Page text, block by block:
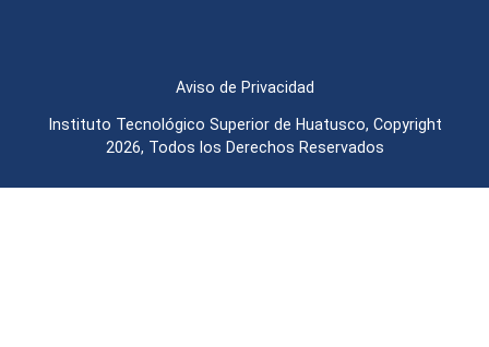
Aviso de Privacidad
Instituto Tecnológico Superior de Huatusco, Copyright
2026, Todos los Derechos Reservados